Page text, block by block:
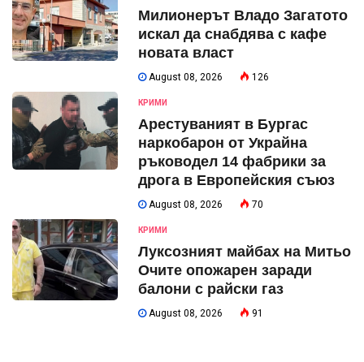
Милионерът Владо Загатото
искал да снабдява с кафе
новата власт
August 08, 2026 126
КРИМИ
Арестуваният в Бургас
наркобарон от Украйна
ръководел 14 фабрики за
дрога в Европейския съюз
August 08, 2026 70
КРИМИ
Луксозният майбах на Митьо
Очите опожарен заради
балони с райски газ
August 08, 2026 91